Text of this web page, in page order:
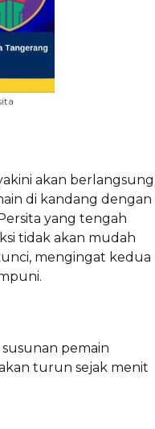
akan berlangsung
di kandang dengan
yang tengah
tidak akan mudah
mengingat kedua
pemain
turun sejak menit